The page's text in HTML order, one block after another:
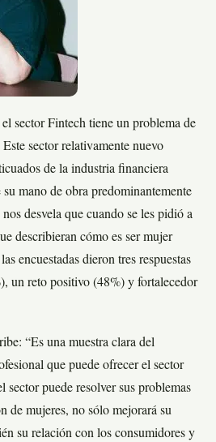
sector Fintech tiene un problema de
sector relativamente nuevo
de la industria financiera
mano de obra predominantemente
desvela que cuando se les pidió a
describieran cómo es ser mujer
encuestadas dieron tres respuestas
un reto positivo (48%) y fortalecedor
“Es una muestra clara del
que puede ofrecer el sector
sector puede resolver sus problemas
de mujeres, no sólo mejorará su
su relación con los consumidores y